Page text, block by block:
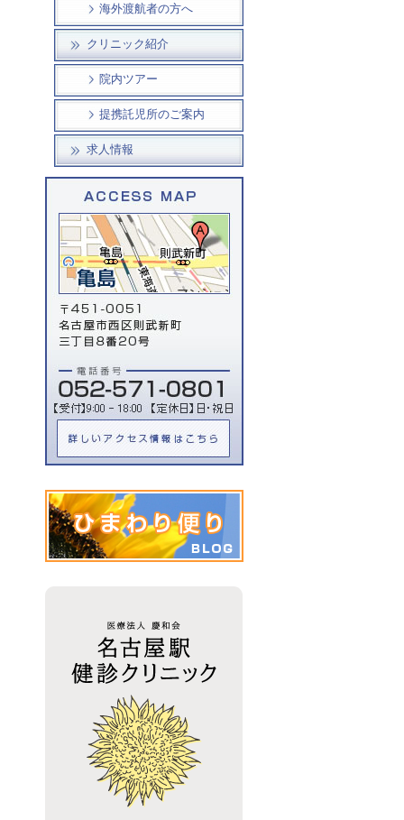
海外渡航者の方へ
クリニック紹介
院内ツアー
提携託児所のご案内
求人情報